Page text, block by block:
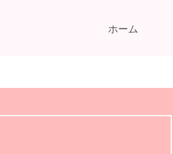
ホーム